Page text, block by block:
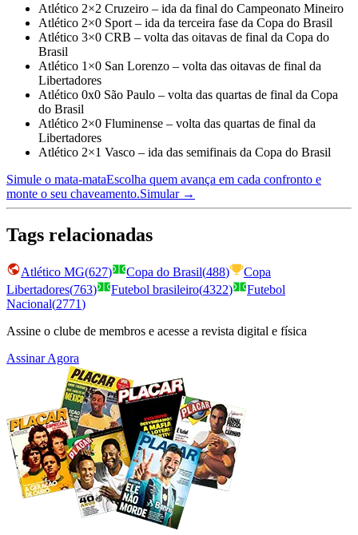
Atlético 2×2 Cruzeiro – ida da final do Campeonato Mineiro
Atlético 2×0 Sport – ida da terceira fase da Copa do Brasil
Atlético 3×0 CRB – volta das oitavas de final da Copa do
Brasil
Atlético 1×0 San Lorenzo – volta das oitavas de final da
Libertadores
Atlético 0x0 São Paulo – volta das quartas de final da Copa
do Brasil
Atlético 2×0 Fluminense – volta das quartas de final da
Libertadores
Atlético 2×1 Vasco – ida das semifinais da Copa do Brasil
Simule o mata-mataEscolha quem avança em cada confronto e
monte o seu chaveamento.Simular →
Tags relacionadas
Atlético MG(627) Copa do Brasil(488)
Copa
Libertadores(763) Futebol brasileiro(4322)
Futebol
Nacional(2771)
Assine o clube de membros e acesse a revista digital e física
Assinar Agora